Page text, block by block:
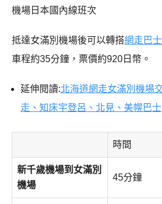
機場日本國內線班次
抵達女滿別機場後可以轉搭網走巴士
車程約35分鐘，票價約920日幣。
延伸閱讀:北海道網走女滿別機場
走、知床宇登呂、北見、美幌巴士
時間
新千歲機場到女滿別
機場
45分鐘